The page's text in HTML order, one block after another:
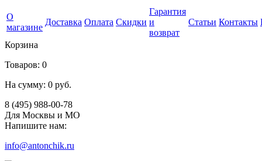
О
магазине
Доставка Оплата Скидки
Гарантия
и
возврат
Статьи Контакты
Корзина
Товаров: 0
На сумму: 0 руб.
8 (495) 988-00-78
Для Москвы и МО
Напишите нам:
info@antonchik.ru